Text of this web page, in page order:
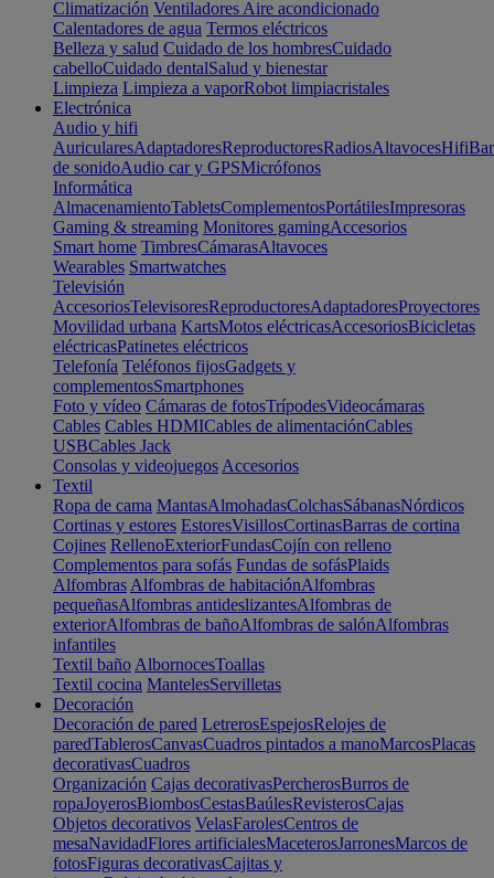
Climatización Ventiladores Aire acondicionado
Calentadores de agua Termos eléctricos
Belleza y salud Cuidado de los hombresCuidado
cabelloCuidado dentalSalud y bienestar
Limpieza Limpieza a vaporRobot limpiacristales
Electrónica
Audio y hifi
AuricularesAdaptadoresReproductoresRadiosAltavocesHifi
de sonidoAudio car y GPSMicrófonos
Informática
AlmacenamientoTabletsComplementosPortátilesImpresoras
Gaming & streaming Monitores gamingAccesorios
Smart home TimbresCámarasAltavoces
Wearables Smartwatches
Televisión
AccesoriosTelevisoresReproductoresAdaptadoresProyectores
Movilidad urbana KartsMotos eléctricasAccesoriosBicicletas
eléctricasPatinetes eléctricos
Telefonía Teléfonos fijosGadgets y
complementosSmartphones
Foto y vídeo Cámaras de fotosTrípodesVideocámaras
Cables Cables HDMICables de alimentaciónCables
USBCables Jack
Consolas y videojuegos Accesorios
Textil
Ropa de cama MantasAlmohadasColchasSábanasNórdicos
Cortinas y estores EstoresVisillosCortinasBarras de cortina
Cojines RellenoExteriorFundasCojín con relleno
Complementos para sofás Fundas de sofásPlaids
Alfombras Alfombras de habitaciónAlfombras
pequeñasAlfombras antideslizantesAlfombras de
exteriorAlfombras de bañoAlfombras de salónAlfombras
infantiles
Textil baño AlbornocesToallas
Textil cocina MantelesServilletas
Decoración
Decoración de pared LetrerosEspejosRelojes de
paredTablerosCanvasCuadros pintados a manoMarcosPlacas
decorativasCuadros
Organización Cajas decorativasPercherosBurros de
ropaJoyerosBiombosCestasBaúlesRevisterosCajas
Objetos decorativos VelasFarolesCentros de
mesaNavidadFlores artificialesMaceterosJarronesMarcos de
fotosFiguras decorativasCajitas y